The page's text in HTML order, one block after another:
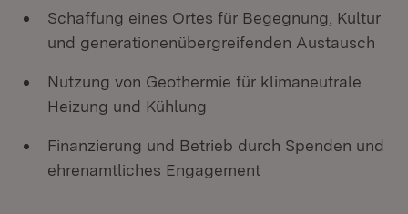
Schaffung eines Ortes für Begegnung, Kultur
und generationenübergreifenden Austausch
Nutzung von Geothermie für klimaneutrale
Heizung und Kühlung
Finanzierung und Betrieb durch Spenden und
ehrenamtliches Engagement